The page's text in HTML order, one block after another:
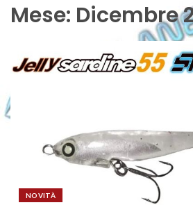
Mese: Dicembre
NOVITÀ